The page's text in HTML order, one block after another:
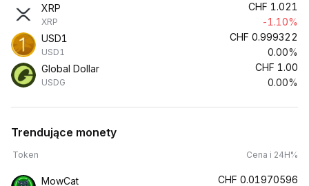
XRP
XRP
CHF 1.021
-1.10%
USD1
USD1
CHF 0.999322
0.00%
Global Dollar
USDG
CHF 1.00
0.00%
Trendujące monety
Token Cena i 24H%
MowCat CHF 0.01970596